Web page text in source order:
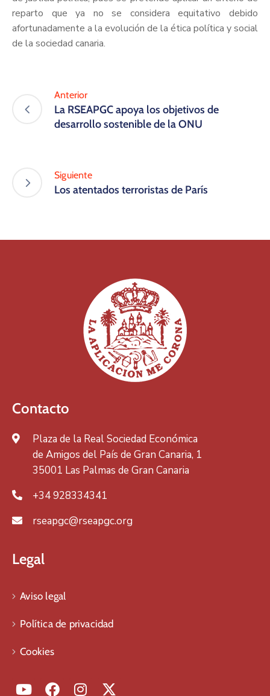
reparto que ya no se considera equitativo debido
afortunadamente a la evolución de la ética política y social
de la sociedad canaria.
Anterior
La RSEAPGC apoya los objetivos de
desarrollo sostenible de la ONU
Siguiente
Los atentados terroristas de París
Contacto
Plaza de la Real Sociedad Económica
de Amigos del País de Gran Canaria, 1
35001 Las Palmas de Gran Canaria
+34 928334341
rseapgc@rseapgc.org
Legal
Aviso legal
Política de privacidad
Cookies